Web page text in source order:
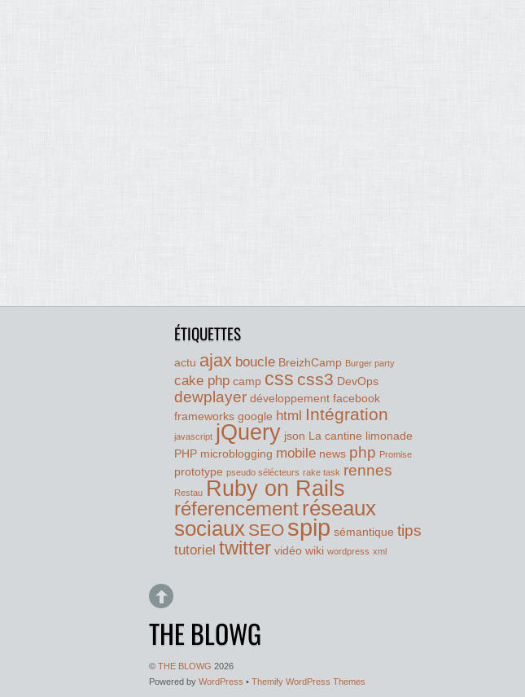
ÉTIQUETTES
actu ajax boucle BreizhCamp Burger party
cake php camp css css3 DevOps
dewplayer développement facebook
frameworks google html Intégration
javascript jQuery json La cantine limonade
PHP microblogging mobile news php Promise
prototype pseudo sélécteurs rake task rennes
Restau Ruby on Rails
réferencementréseaux
sociaux SEO spip sémantique tips
tutoriel twitter vidéo wiki wordpress xml
THE BLOWG
© THE BLOWG 2026
Powered by WordPress • Themify WordPress Themes